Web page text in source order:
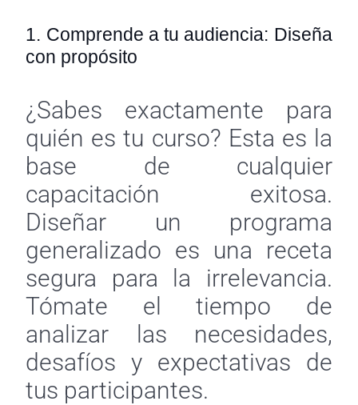
1. Comprende a tu audiencia: Diseña
con propósito
¿Sabes exactamente para
quién es tu curso? Esta es la
base de cualquier
capacitación exitosa.
Diseñar un programa
generalizado es una receta
segura para la irrelevancia.
Tómate el tiempo de
analizar las necesidades,
desafíos y expectativas de
tus participantes.